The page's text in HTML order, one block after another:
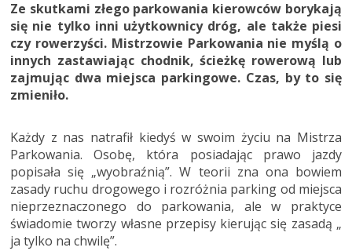
Ze skutkami złego parkowania kierowców borykają
się nie tylko inni użytkownicy dróg, ale także piesi
czy rowerzyści. Mistrzowie Parkowania nie myślą o
innych zastawiając chodnik, ścieżkę rowerową lub
zajmując dwa miejsca parkingowe. Czas, by to się
zmieniło.
Każdy z nas natrafił kiedyś w swoim życiu na Mistrza
Parkowania. Osobę, która posiadając prawo jazdy
popisała się „wyobraźnią”. W teorii zna ona bowiem
zasady ruchu drogowego i rozróżnia parking od miejsca
nieprzeznaczonego do parkowania, ale w praktyce
świadomie tworzy własne przepisy kierując się zasadą „
ja tylko na chwilę”.